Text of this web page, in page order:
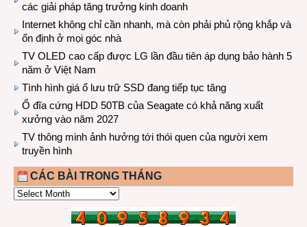
các giải pháp tăng trưởng kinh doanh
Internet không chỉ cần nhanh, mà còn phải phủ rộng khắp và
ổn định ở mọi góc nhà
TV OLED cao cấp được LG lần đầu tiên áp dụng bảo hành 5
năm ở Việt Nam
Tình hình giá ổ lưu trữ SSD đang tiếp tục tăng
Ổ đĩa cứng HDD 50TB của Seagate có khả năng xuất
xưởng vào năm 2027
TV thông minh ảnh hưởng tới thói quen của người xem
truyền hình
CÁC BÀI TRONG THÁNG
CÁC